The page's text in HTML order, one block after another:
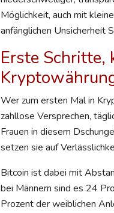
Möglichkeit, auch mit
anfänglichen Unsicherheit
Erste Schritte,
Wer zum ersten Mal in
zahllose Versprechen,
Frauen in diesem
setzen sie auf
Bitcoin ist dabei mit
bei Männern sind es 24
Prozent der weiblichen